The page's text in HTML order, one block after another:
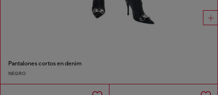
Pantalones cortos en denim
NEGRO